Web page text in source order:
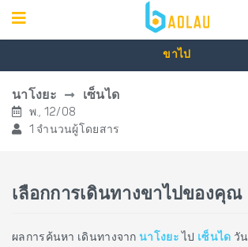
ขาไป
นาโงยะ เซ็นได
พ., 12/08
1 จำนวนผู้โดยสาร
เลือกการเดินทางขาไปของคุณ
ผลการค้นหา เดินทางจาก นาโงยะ ไป เซ็นได วัน